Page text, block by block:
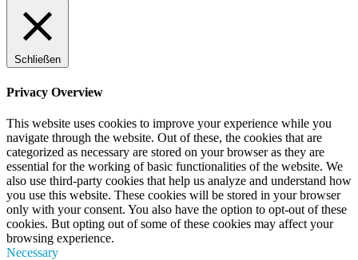
Schließen
Privacy Overview
This website uses cookies to improve your experience while you
navigate through the website. Out of these, the cookies that are
categorized as necessary are stored on your browser as they are
essential for the working of basic functionalities of the website. We
also use third-party cookies that help us analyze and understand how
you use this website. These cookies will be stored in your browser
only with your consent. You also have the option to opt-out of these
cookies. But opting out of some of these cookies may affect your
browsing experience.
Necessary